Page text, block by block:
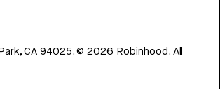
CA 94025.©2026 Robinhood. All